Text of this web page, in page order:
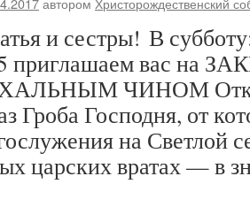
и сестры! В
приглашаем вас на
ЧИНОМ
Гроба Господня, от
на Светлой
царских вратах — в